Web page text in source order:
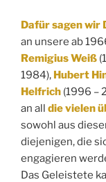
Dafür sagen wir
an unsere ab
Remigius Weiß
1984), Hubert
Helfrich (1996 –
an all die vielen
sowohl aus
diejenigen, die
engagieren
Das Geleistete